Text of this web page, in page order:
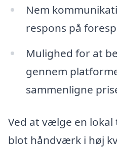
Nem
respons på
Mulighed for at
gennem
sammenligne
Ved at vælge en
blot håndværk i høj